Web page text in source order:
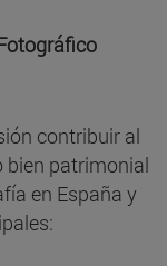
contribuir al
bien patrimonial
en España y